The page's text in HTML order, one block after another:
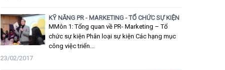
KỸ NĂNG PR - MARKETING - TỔ CHỨC SỰ KIỆN
MMôn 1: Tổng quan về PR- Marketing – Tổ
chức sự kiện Phân loại sự kiện Các hạng mục
công việc triển...
23/02/2017